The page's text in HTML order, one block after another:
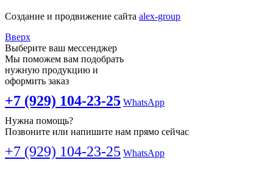
Создание и продвижение сайта alex-group
Вверх
Выберите ваш мессенджер
Мы поможем вам подобрать
нужную продукцию и
оформить заказ
+7 (929) 104-23-25 WhatsApp
Нужна помощь?
Позвоните или напишите нам прямо сейчас
+7 (929) 104-23-25 WhatsApp